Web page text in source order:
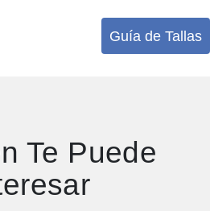
Te Puede
Guía de Tallas